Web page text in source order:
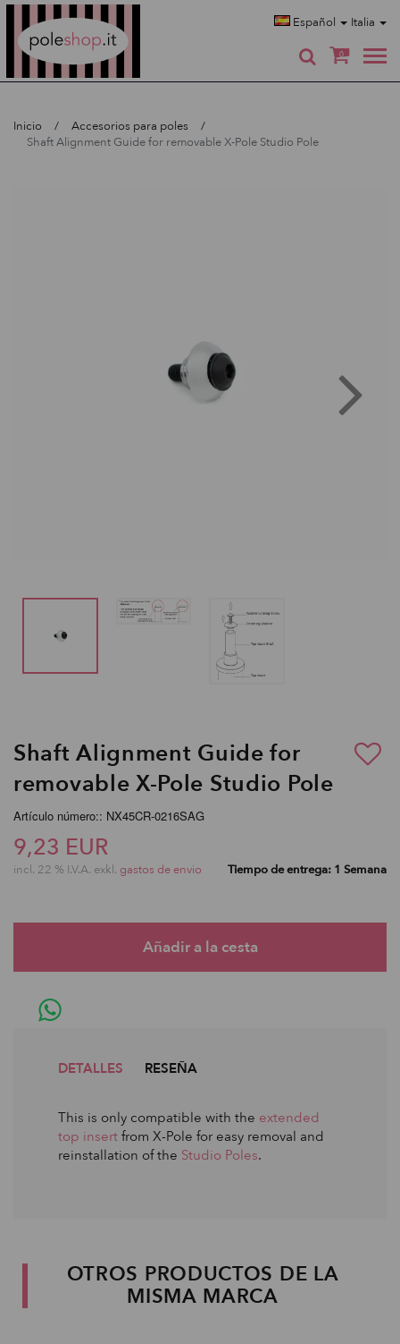
Español Italia
0
Inicio
Accesorios para poles
Shaft Alignment Guide for removable X-Pole Studio Pole
Shaft Alignment Guide for
removable X-Pole Studio Pole
Artículo número:: NX45CR-0216SAG
9,23 EUR
incl. 22 % I.V.A. exkl. gastos de envio Tiempo de entrega: 1 Semana
DETALLES RESEÑA
This is only compatible with the extended
top insert from X-Pole for easy removal and
reinstallation of the Studio Poles.
OTROS PRODUCTOS DE LA
MISMA MARCA